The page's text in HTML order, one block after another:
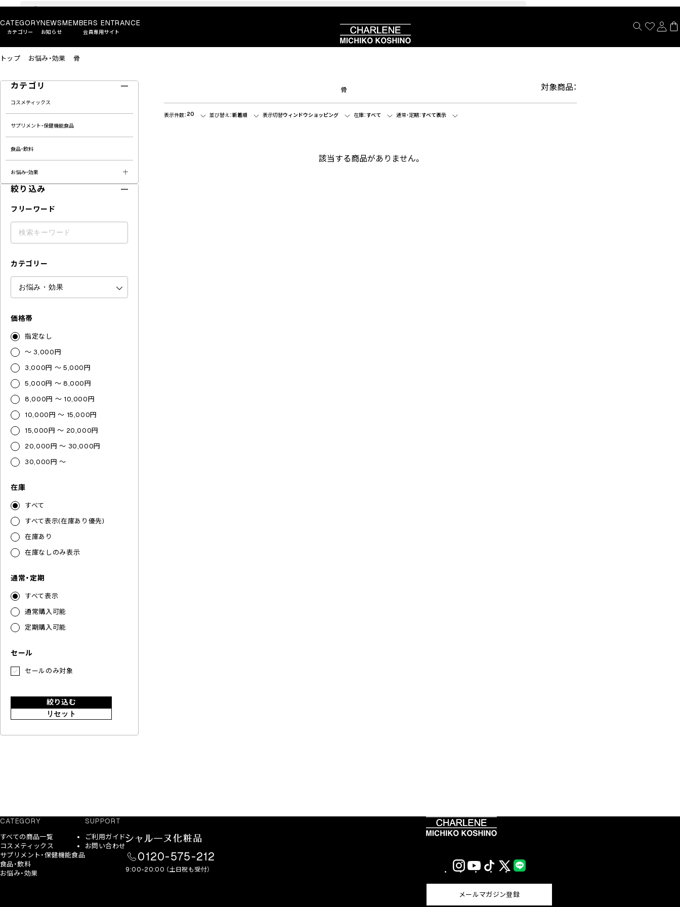
CATEGORY
カテゴリー
NEWS
お知らせ
MEMBERS ENTRANCE
会員専用サイト
トップ お悩み・効果 骨
カテゴリ
コスメティックス
サプリメント・保健機能食品
食品・飲料
お悩み・効果
絞り込み
フリーワード
カテゴリー
価格帯
指定なし
～ 3,000円
3,000円 ～ 5,000円
5,000円 ～ 8,000円
8,000円 ～ 10,000円
10,000円 ～ 15,000円
15,000円 ～ 20,000円
20,000円 ～ 30,000円
30,000円 ～
在庫
すべて
すべて表示(在庫あり優先)
在庫あり
在庫なしのみ表示
通常・定期
すべて表示
通常購入可能
定期購入可能
セール
セールのみ対象
絞り込む
リセット
骨 対象商品：
表示件数： 20 並び替え：新着順 表示切替ウィンドウショッピング 在庫：すべて 通常・定期：すべて表示
該当する商品がありません。
CATEGORY
すべての商品一覧
コスメティックス
サプリメント・保健機能食品
食品・飲料
お悩み・効果
SUPPORT
ご利用ガイド
お問い合わせ
0120-575-212
9:00-20:00 （土日祝も受付）
InstagramYouTubeTikTok X
(Twitter)
メールマガジン登録